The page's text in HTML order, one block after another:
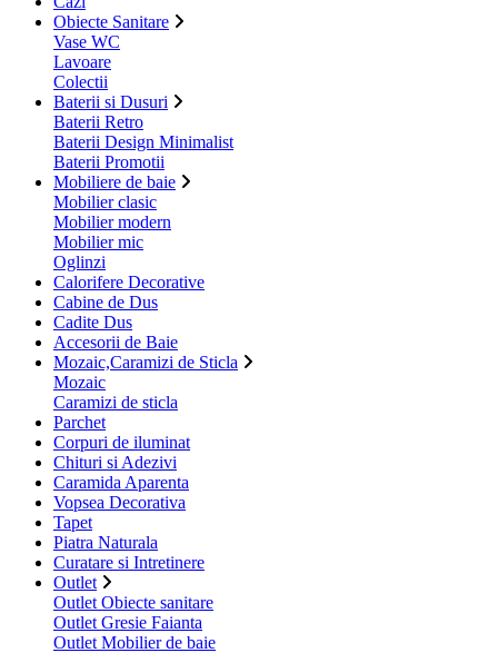
Obiecte Sanitare
Vase WC
Lavoare
Colectii
Baterii si Dusuri
Baterii Retro
Baterii Design Minimalist
Baterii Promotii
Mobiliere de baie
Mobilier clasic
Mobilier modern
Mobilier mic
Oglinzi
Calorifere Decorative
Cabine de Dus
Cadite Dus
Accesorii de Baie
Mozaic,Caramizi de Sticla
Mozaic
Caramizi de sticla
Parchet
Corpuri de iluminat
Chituri si Adezivi
Caramida Aparenta
Vopsea Decorativa
Tapet
Piatra Naturala
Curatare si Intretinere
Outlet
Outlet Obiecte sanitare
Outlet Gresie Faianta
Outlet Mobilier de baie